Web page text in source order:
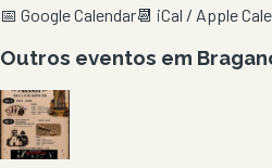
📅 Google Calendar📆 iCal / Apple
Outros eventos em